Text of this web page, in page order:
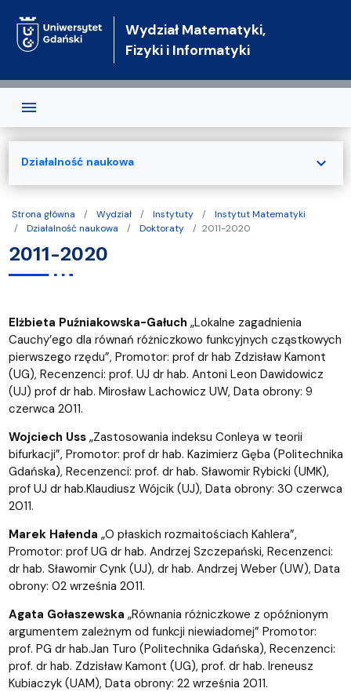
Wydział Matematyki,
Fizyki i Informatyki
Strona główna Wydział Instytuty
Instytut Matematyki
Działalność naukowa
Doktoraty 2011-2020
2011-2020
Elżbieta Puźniakowska-Gałuch „Lokalne zagadnienia
Cauchy’ego dla równań różniczkowo funkcyjnych cząstkowych
pierwszego rzędu”, Promotor: prof dr hab Zdzisław Kamont
(UG), Recenzenci: prof. UJ dr hab. Antoni Leon Dawidowicz
(UJ) prof dr hab. Mirosław Lachowicz UW, Data obrony: 9
czerwca 2011.
Wojciech Uss„Zastosowania indeksu Conleya w teorii
bifurkacji”, Promotor: prof dr hab. Kazimierz Gęba (Politechnika
Gdańska), Recenzenci: prof. dr hab. Sławomir Rybicki (UMK),
prof UJ dr hab.Klaudiusz Wójcik (UJ), Data obrony: 30 czerwca
2011.
Marek Hałenda „O płaskich rozmaitościach Kahlera”,
Promotor: prof UG dr hab. Andrzej Szczepański, Recenzenci:
dr hab. Sławomir Cynk (UJ), dr hab. Andrzej Weber (UW), Data
obrony: 02 września 2011.
Agata Gołaszewska „Równania różniczkowe z opóźnionym
argumentem zależnym od funkcji niewiadomej” Promotor:
prof. PG dr hab.Jan Turo (Politechnika Gdańska), Recenzenci:
prof. dr hab. Zdzisław Kamont (UG), prof. dr hab. Ireneusz
Kubiaczyk (UAM), Data obrony: 22 września 2011.
Działalność naukowa expand_more